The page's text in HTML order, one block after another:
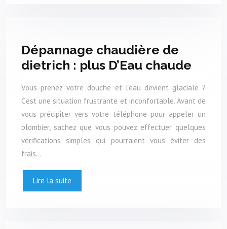
Dépannage chaudière de
dietrich : plus D’Eau chaude
Vous prenez votre douche et l’eau devient glaciale ?
C’est une situation frustrante et inconfortable. Avant de
vous précipiter vers votre téléphone pour appeler un
plombier, sachez que vous pouvez effectuer quelques
vérifications simples qui pourraient vous éviter des
frais…
Lire la suite